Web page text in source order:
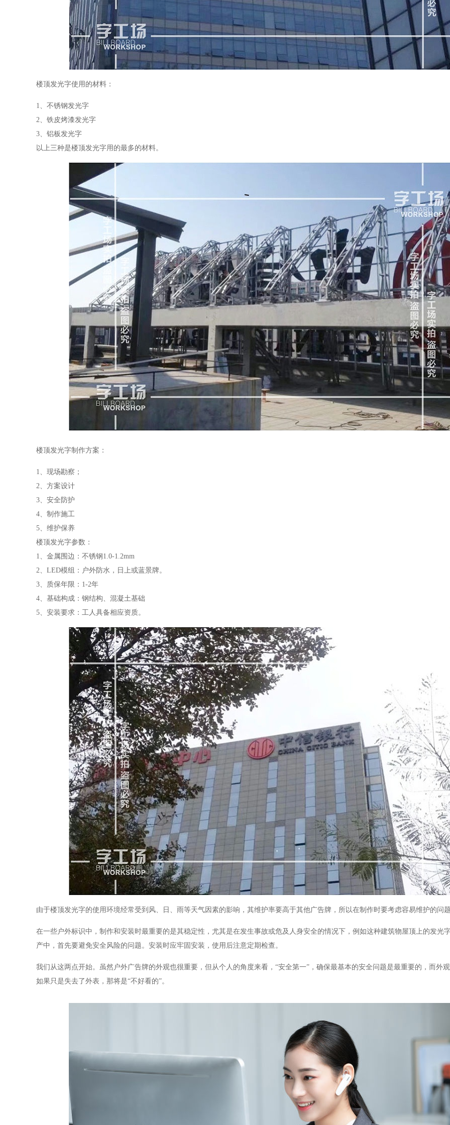
楼顶发光字使用的材料：
1、不锈钢发光字
2、铁皮烤漆发光字
3、铝板发光字
以上三种是楼顶发光字用的最多的材料。
楼顶发光字制作方案：
1、现场勘察；
2、方案设计
3、安全防护
4、制作施工
5、维护保养
楼顶发光字参数：
1、金属围边：不锈钢1.0-1.2mm
2、LED模组：户外防水，日上或蓝景牌。
3、质保年限：1-2年
4、基础构成：钢结构、混凝土基础
5、安装要求：工人具备相应资质。
由于楼顶发光字的使用环境经常受到风、日、雨等天气因素的影响，其维护率要高于其他广告牌，所以在制作时要考虑容易维护的问
在一些户外标识中，制作和安装时最重要的是其稳定性，尤其是在发生事故或危及人身安全的情况下，例如这种建筑物屋顶上的发光
产中，首先要避免安全风险的问题。安装时应牢固安装，使用后注意定期检查。
我们从这两点开始。虽然户外广告牌的外观也很重要，但从个人的角度来看，“安全第一”，确保最基本的安全问题是最重要的，而外
如果只是失去了外表，那将是“不好看的”。